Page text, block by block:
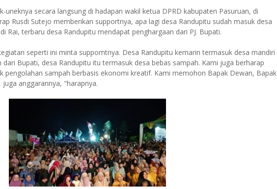
uneknya secara langsung di hadapan wakil ketua DPRD kabupaten Pasuruan, di
Rusdi Sutejo memberikan supportnya, apa lagi desa Randupitu sudah masuk desa
Rai, terbaru desa Randupitu mendapat penghargaan dari PJ. Bupati.
seperti ini minta supporntnya. Desa Randupitu kemarin termasuk desa mandiri
Bupati, desa Randupitu itu termasuk desa bebas sampah. Kami juga berharap
pengolahan sampah berbasis ekonomi kreatif. Kami memohon Bapak Dewan, Bapak
anggarannya, "harapnya.